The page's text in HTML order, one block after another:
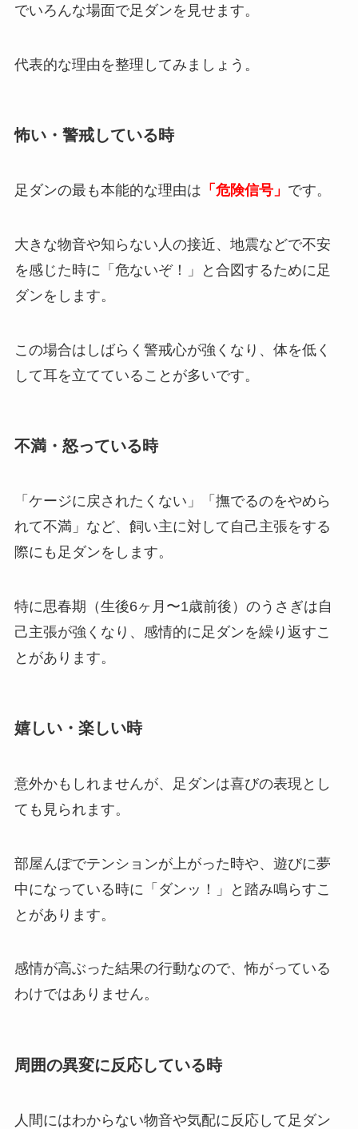
でいろんな場面で足ダンを見せます。
代表的な理由を整理してみましょう。
怖い・警戒している時
足ダンの最も本能的な理由は 「危険信号」 です。
大きな物音や知らない人の接近、地震などで不安
を感じた時に「危ないぞ！」と合図するために足
ダンをします。
この場合はしばらく警戒心が強くなり、体を低く
して耳を立てていることが多いです。
不満・怒っている時
「ケージに戻されたくない」「撫でるのをやめら
れて不満」など、飼い主に対して自己主張をする
際にも足ダンをします。
特に思春期（生後6ヶ月〜1歳前後）のうさぎは自
己主張が強くなり、感情的に足ダンを繰り返すこ
とがあります。
嬉しい・楽しい時
意外かもしれませんが、足ダンは喜びの表現とし
ても見られます。
部屋んぽでテンションが上がった時や、遊びに夢
中になっている時に「ダンッ！」と踏み鳴らすこ
とがあります。
感情が高ぶった結果の行動なので、怖がっている
わけではありません。
周囲の異変に反応している時
人間にはわからない物音や気配に反応して足ダン